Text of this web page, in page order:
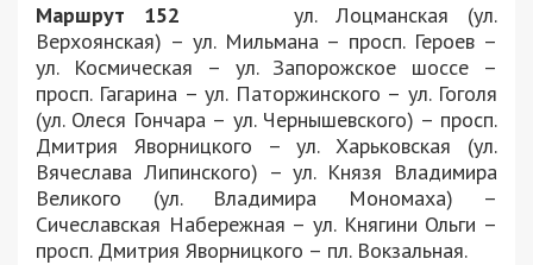
Маршрут 152 ул. Лоцманская (ул.
Верхоянская) – ул. Мильмана – просп. Героев –
ул. Космическая – ул. Запорожское шоссе –
просп. Гагарина – ул. Паторжинского – ул. Гоголя
(ул. Олеся Гончара – ул. Чернышевского) – просп.
Дмитрия Яворницкого – ул. Харьковская (ул.
Вячеслава Липинского) – ул. Князя Владимира
Великого (ул. Владимира Мономаха) –
Сичеславская Набережная – ул. Княгини Ольги –
просп. Дмитрия Яворницкого – пл. Вокзальная.